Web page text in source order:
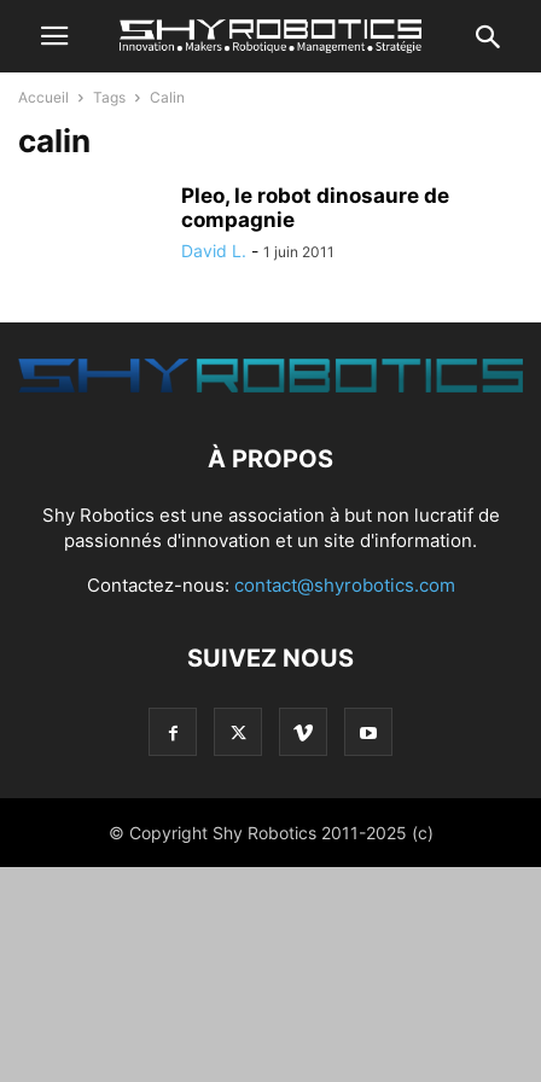
Accueil Tags Calin
calin
Pleo, le robot dinosaure de
compagnie
David L. - 1 juin 2011
À PROPOS
Shy Robotics est une association à but non lucratif de
passionnés d'innovation et un site d'information.
Contactez-nous: contact@shyrobotics.com
SUIVEZ NOUS
© Copyright Shy Robotics 2011-2025 (c)